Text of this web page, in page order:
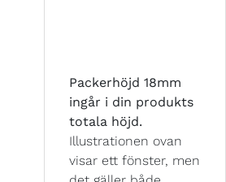
Packerhöjd 18mm
ingår i din produkts
totala höjd.
Illustrationen ovan
visar ett fönster, men